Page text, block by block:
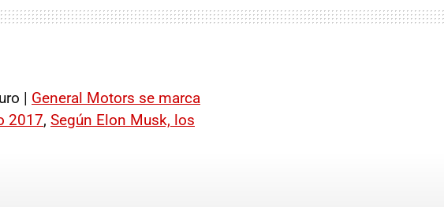
| General Motors se marca
2017, Según Elon Musk, los